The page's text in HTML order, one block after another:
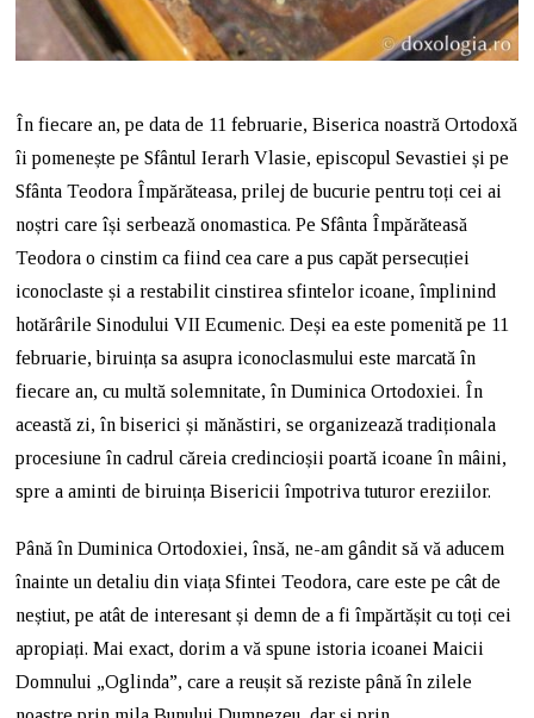
În fiecare an, pe data de 11 februarie, Biserica noastră Ortodoxă
îi pomenește pe Sfântul Ierarh Vlasie, episcopul Sevastiei și pe
Sfânta Teodora Împărăteasa, prilej de bucurie pentru toți cei ai
noștri care își serbează onomastica. Pe Sfânta Împărăteasă
Teodora o cinstim ca fiind cea care a pus capăt persecuției
iconoclaste și a restabilit cinstirea sfintelor icoane, împlinind
hotărârile Sinodului VII Ecumenic. Deși ea este pomenită pe 11
februarie, biruința sa asupra iconoclasmului este marcată în
fiecare an, cu multă solemnitate, în Duminica Ortodoxiei. În
această zi, în biserici și mănăstiri, se organizează tradiționala
procesiune în cadrul căreia credincioșii poartă icoane în mâini,
spre a aminti de biruința Bisericii împotriva tuturor ereziilor.
Până în Duminica Ortodoxiei, însă, ne-am gândit să vă aducem
înainte un detaliu din viața Sfintei Teodora, care este pe cât de
neștiut, pe atât de interesant și demn de a fi împărtășit cu toți cei
apropiați. Mai exact, dorim a vă spune istoria icoanei Maicii
Domnului „Oglinda”, care a reușit să reziste până în zilele